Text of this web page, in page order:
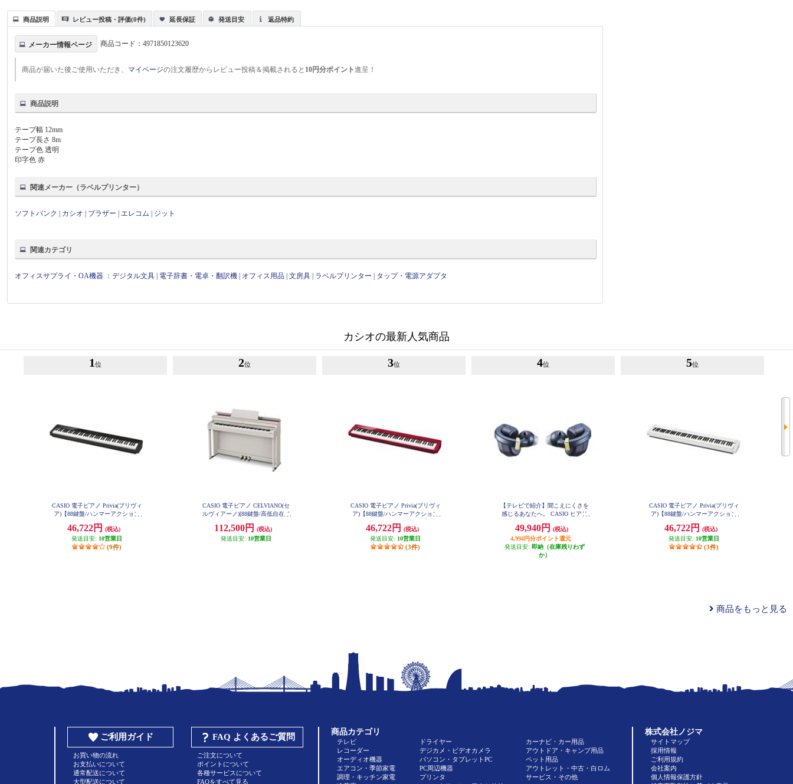
商品説明 レビュー投稿・評価(0件) 延長保証 発送目安 返品特約
メーカー情報ページ 商品コード：4971850123620
商品が届いた後ご使用いただき、 マイページの注文履歴からレビュー投稿＆掲載されると 10円分ポイント進呈！
商品説明
テープ幅 12mm
テープ長さ 8m
テープ色 透明
印字色 赤
関連メーカー（ラベルプリンター）
ソフトバンク カシオ ブラザー エレコム ジット
関連カテゴリ
オフィスサプライ・OA機器 ：デジタル文具 電子辞書・電卓・翻訳機 オフィス用品 |文房具 ラベルプリンター タップ・電源アダプタ
カシオの最新人気商品
1 位
CASIO 電子ピアノ Privia(プリヴィ
ア)【88鍵盤/ハンマーアクション
X-S1100BK
46,722円
(税込)
発送目安: 10営業日
(9件)
2位
CASIO 電子ピアノ CELVIANO(セ
ルヴィアーノ)[88鍵盤/高低自在イ
★大型配送対象商品 AP-300GB
112,500円
(税込)
発送目安: 10営業日
3位
CASIO 電子ピアノ Privia(プリヴィ
ア)【88鍵盤/ハンマーアクション
S1100RD
46,722円
(税込)
発送目安: 10営業日
(3件)
4位
【テレビで紹介】聞こえにくさを
感じるあなたへ。 CASIO ヒアリ
ビーブラック/イヤーカフ型/OTC
型集音器/Bluetooth5.4対応/イヤホ
ン機能付き/ハウリング抑制/音漏
れキャンセル] ER-100PT-NB
49,940円
(税込)
4,994円分ポイント還元
発送目安: 即納（在庫残りわず
か）
5位
CASIO 電子ピアノ Privia(プリヴィ
ア)【88鍵盤/ハンマーアクション
X-S1100WE
46,722円
(税込)
発送目安: 10営業日
(3件)
商品をもっと見る
ご利用ガイド
お買い物の流れ
お支払いについて
通常配送について
大型配送について
FAQ よくあるご質問
ご注文について
ポイントについて
各種サービスについて
FAQをすべて見る
商品カテゴリ
テレビ
レコーダー
オーディオ機器
エアコン・季節家電
調理・キッチン家電
ドライヤー
デジカメ・ビデオカメラ
パソコン・タブレットPC
PC周辺機器
プリンタ
カーナビ・カー用品
アウトドア・キャンプ用品
ペット用品
アウトレット・中古・白ロム
サービス・その他
株式会社ノジマ
サイトマップ
採用情報
ご利用規約
会社案内
個人情報保護方針